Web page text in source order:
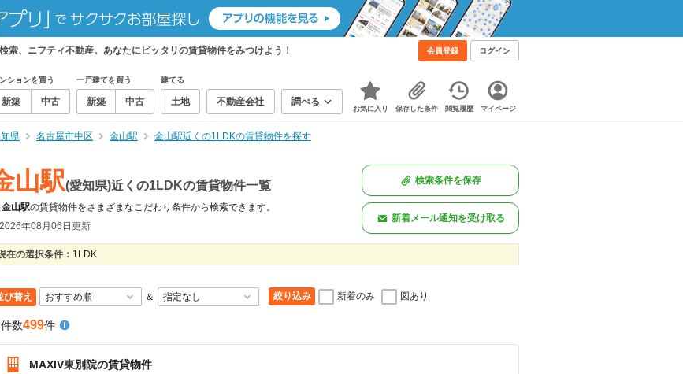
、ニフティ不動産。あなたにピッタリの賃貸物件をみつけよう！ 会員登録 ログイン
ションを買う
新築 中古
一戸建てを買う
新築 中古
建てる
土地 不動産会社 調べる
お気に入り 保存した条件 閲覧履歴 マイページ
県 名古屋市中区 金山駅 金山駅近くの1LDKの賃貸物件を探す
山駅(愛知県)近くの1LDKの賃貸物件一覧
金山駅の賃貸物件をさまざまなこだわり条件から検索できます。
2026年08月06日更新
検索条件を保存
新着メール通知を受け取る
在の選択条件： 1LDK
び替え ＆ 絞り込み 新着のみ 図あり
数499件
MAXIV東別院の賃貸物件